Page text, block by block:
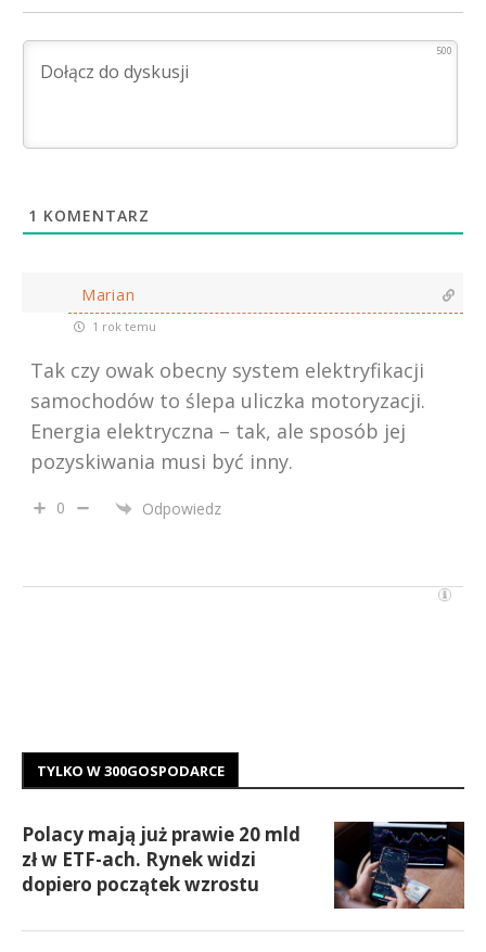
500
1 KOMENTARZ
Marian
1 rok temu
Tak czy owak obecny system elektryfikacji
samochodów to ślepa uliczka motoryzacji.
Energia elektryczna – tak, ale sposób jej
pozyskiwania musi być inny.
0 Odpowiedz
TYLKO W 300GOSPODARCE
Polacy mają już prawie 20 mld
zł w ETF-ach. Rynek widzi
dopiero początek wzrostu